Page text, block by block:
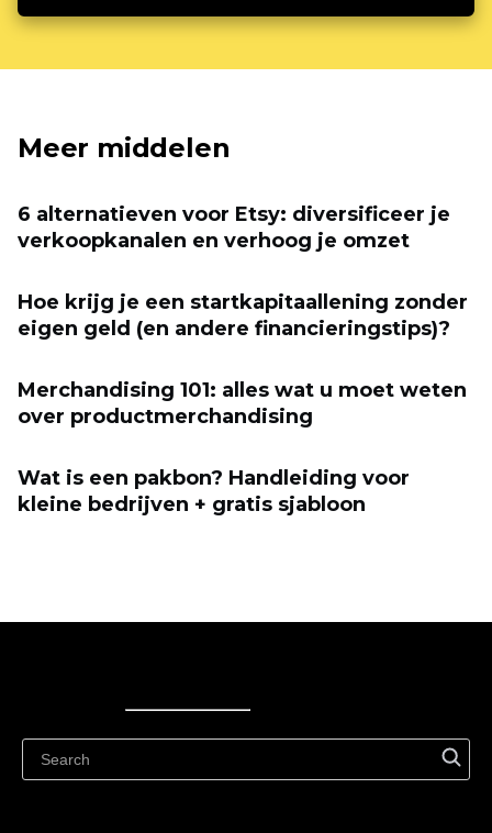
Meer middelen
6 alternatieven voor Etsy: diversificeer je
verkoopkanalen en verhoog je omzet
Hoe krijg je een startkapitaallening zonder
eigen geld (en andere financieringstips)?
Merchandising 101: alles wat u moet weten
over productmerchandising
Wat is een pakbon? Handleiding voor
kleine bedrijven + gratis sjabloon